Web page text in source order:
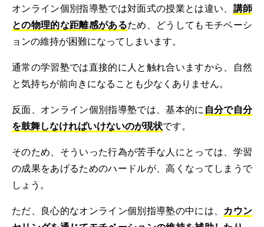
オンライン個別指導塾では対面式の授業とは違い、 講師
との物理的な距離感があるため、どうしてもモチベーシ
ョンの維持が困難になってしまいます。
通常の学習塾では直接的に人と触れ合いますから、自然
と気持ちが前向きになることも少なくありません。
反面、オンライン個別指導塾では、基本的に自分で自分
を鼓舞しなければいけないのが現状です。
そのため、そういった行為が苦手な人にとっては、学習
の成果をあげるためのハードルが、高くなってしまうで
しょう。
ただ、良心的なオンライン個別指導塾の中には、 カウン